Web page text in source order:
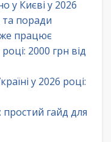
у Києві у 2026
та поради
працює
2000 грн від
у 2026 році:
простий гайд для